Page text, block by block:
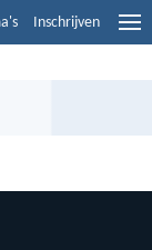
Inschrijven